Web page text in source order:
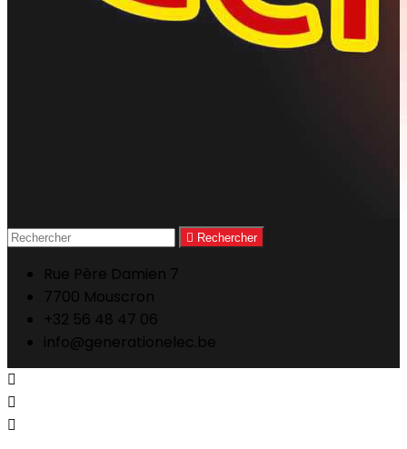
 Rechercher
Rue Père Damien 7
7700 Mouscron
+32 56 48 47 06
info@generationelec.be


